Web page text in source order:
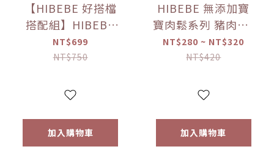
【HIBEBE 好搭檔
搭配組】HIBEBE
常溫大寶寶粥
*1+HIBEBE 無添加
限定】
NT$699
NT$750
加入購物車
HIBEBE 無添加寶
寶肉鬆系列 豬肉鬆/
雞肉鬆/旗魚鬆(2包
入/組)（10個月以
定】
NT$280 ~ NT$320
NT$420
加入購物車